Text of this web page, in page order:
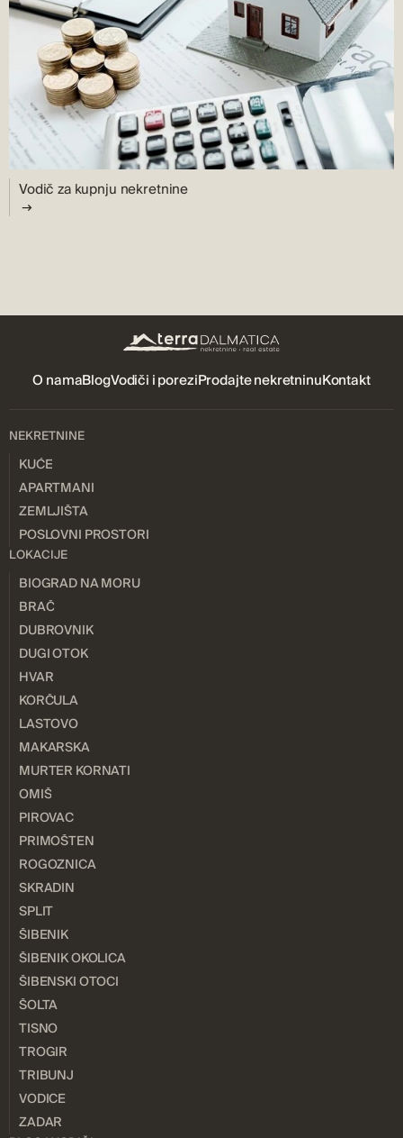
Vodič za kupnju nekretnine
O namaBlogVodiči i poreziProdajte nekretninuKontakt
NEKRETNINE
KUĆE
APARTMANI
ZEMLJIŠTA
POSLOVNI PROSTORI
LOKACIJE
BIOGRAD NA MORU
BRAČ
DUBROVNIK
DUGI OTOK
HVAR
KORČULA
LASTOVO
MAKARSKA
MURTER KORNATI
OMIŠ
PIROVAC
PRIMOŠTEN
ROGOZNICA
SKRADIN
SPLIT
ŠIBENIK
ŠIBENIK OKOLICA
ŠIBENSKI OTOCI
ŠOLTA
TISNO
TROGIR
TRIBUNJ
VODICE
ZADAR